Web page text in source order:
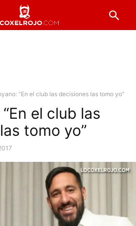
“En el club las decisiones las tomo yo”
el club las
tomo yo”